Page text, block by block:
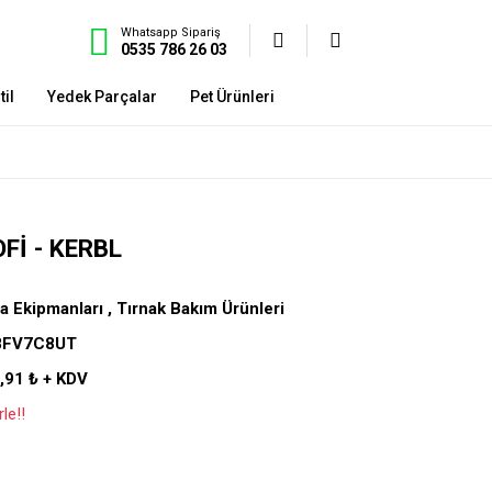
Whatsapp Sipariş
0535 786 26 03
Yedek Parçalar Pet Ürünleri
- KERBL
Ekipmanları , Tırnak Bakım Ürünleri
₺ + KDV